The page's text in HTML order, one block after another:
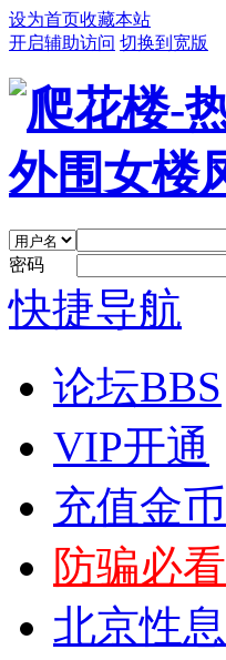
设为首页收藏本站
开启辅助访问 切换到宽版
密码
快捷导航
论坛BBS
VIP开通
充值金币
防骗必看
北京性息